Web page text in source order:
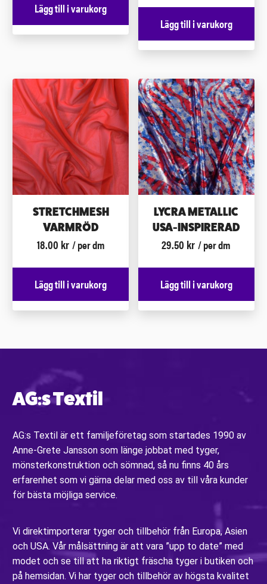
Lägg till i varukorg
Lägg till i varukorg
STRETCHMESH
VARMRÖD
18.00 kr / per dm
Lägg till i varukorg
LYCRA METALLIC
USA-INSPIRERAD
29.50 kr / per dm
Lägg till i varukorg
AG:s Textil
AG:s Textil är ett familjeföretag som startades 1990 av
Anne-Grete Jansson som länge jobbat med tyger,
mönsterkonstruktion och sömnad, så nu finns 40 års
erfarenhet som vi gärna delar med oss av till våra kunder
för bästa möjliga service.
Vi direktimporterar tyger och tillbehör från Europa, Asien
och USA. Vår målsättning är att vara ”upp to date” med
modet och se till att ha riktigt fräscha tyger i butiken och
på hemsidan. Vi har tyger och tillbehör av högsta kvalitet